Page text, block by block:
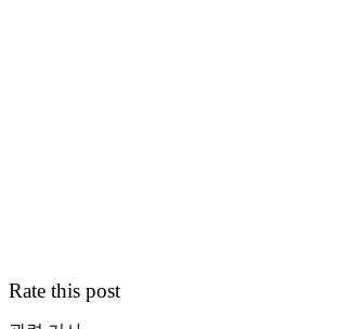
Rate this post